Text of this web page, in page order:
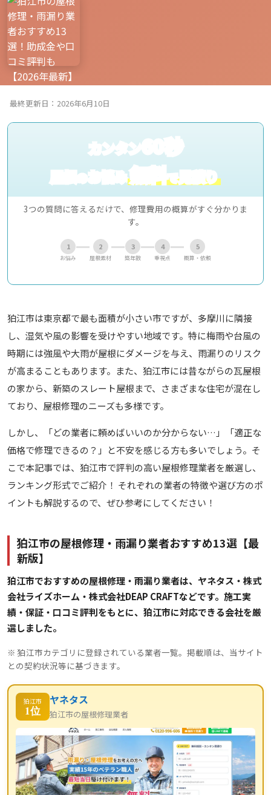
最終更新日：2026年6月10日
カンタン60秒
屋根のお悩み無料で見積り
3つの質問に答えるだけで、修理費用の概算がすぐ分かりま
す。
1
お悩み
2
屋根素材
3
築年数
4
重視点
5
概算・依頼
狛江市は東京都で最も面積が小さい市ですが、多摩川に隣接
し、湿気や風の影響を受けやすい地域です。特に梅雨や台風の
時期には強風や大雨が屋根にダメージを与え、雨漏りのリスク
が高まることもあります。また、狛江市には昔ながらの瓦屋根
の家から、新築のスレート屋根まで、さまざまな住宅が混在し
ており、屋根修理のニーズも多様です。
しかし、「どの業者に頼めばいいのか分からない…」「適正な
価格で修理できるの？」と不安を感じる方も多いでしょう。そ
こで本記事では、狛江市で評判の高い屋根修理業者を厳選し、
ランキング形式でご紹介！ それぞれの業者の特徴や選び方のポ
イントも解説するので、ぜひ参考にしてください！
狛江市の屋根修理・雨漏り業者おすすめ13選【最
新版】
狛江市でおすすめの屋根修理・雨漏り業者は、ヤネタス・株式
会社ライズホーム・株式会社DEAP CRAFTなどです。施工実
績・保証・口コミ評判をもとに、狛江市に対応できる会社を厳
選しました。
※ 狛江市カテゴリに登録されている業者一覧。掲載順は、当サイト
との契約状況等に基づきます。
狛江市
1位
ヤネタス
狛江市の屋根修理業者